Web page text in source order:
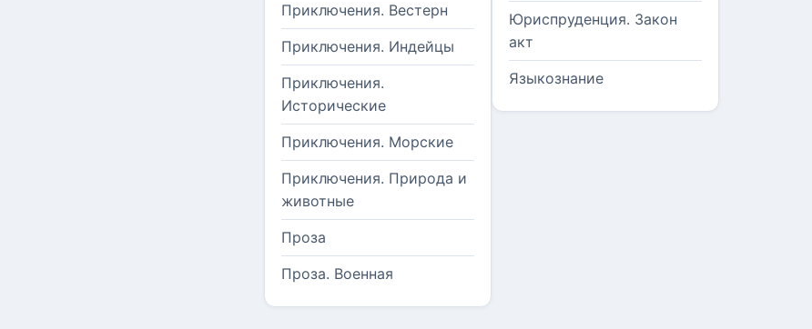
Приключения. Вестерн
Приключения. Индейцы
Приключения.
Исторические
Приключения. Морские
Приключения. Природа и
животные
Проза
Проза. Военная
Юриспруденция. Закон
акт
Языкознание